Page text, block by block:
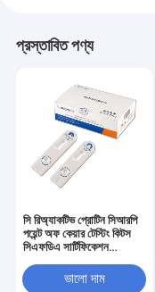
প্রস্তাবিত পণ্য
সি রিঅ্যাকটিভ প্রোটিন সিআরপি
পয়েন্ট অফ কেয়ার টেস্টিং কিটস
সিএফডিএ সার্টিফিকেশন
ভালো দাম